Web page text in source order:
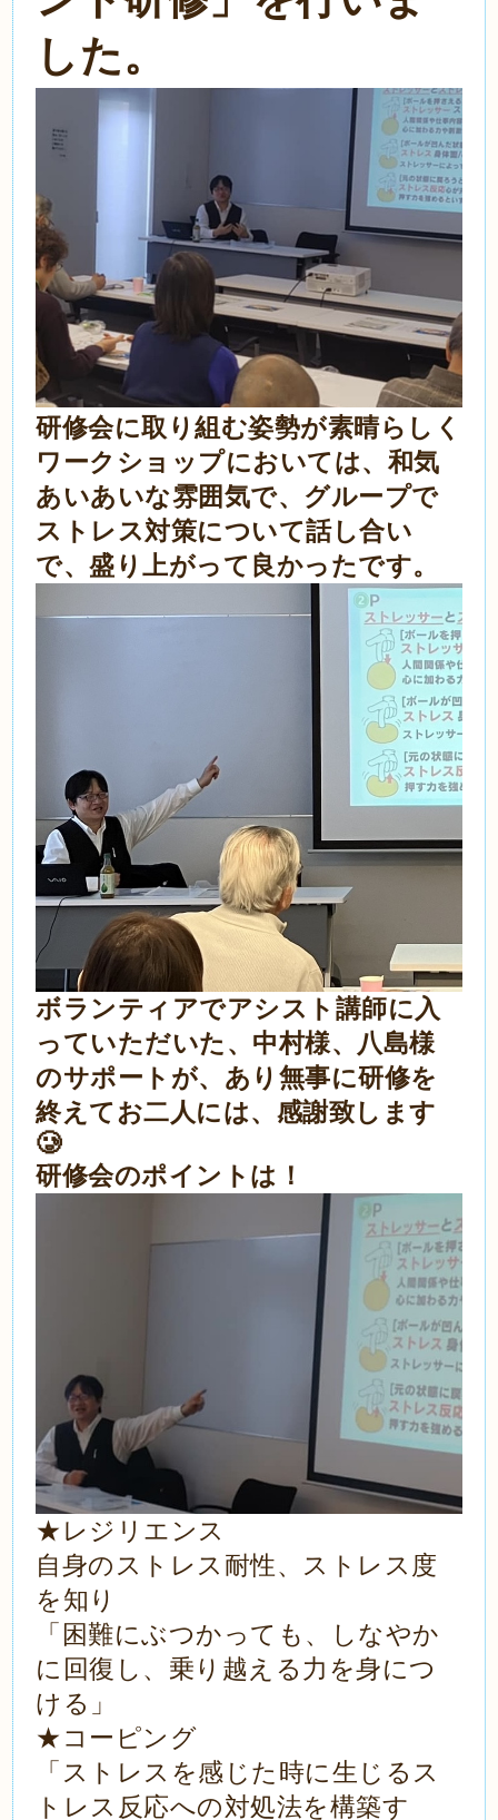
した。
研修会に取り組む姿勢が素晴らしく
ワークショップにおいては、和気
あいあいな雰囲気で、グループで
ストレス対策について話し合い
で、盛り上がって良かったです。
ボランティアでアシスト講師に入
っていただいた、中村様、八島様
のサポートが、あり無事に研修を
終えてお二人には、感謝致します
🥲
研修会のポイントは！
★レジリエンス
自身のストレス耐性、ストレス度
を知り
「困難にぶつかっても、しなやか
に回復し、乗り越える力を身につ
ける」
★コーピング
「ストレスを感じた時に生じるス
トレス反応への対処法を構築す